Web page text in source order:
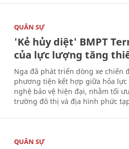
QUÂN SỰ
'Kẻ hủy diệt' BMPT
của lực lượng tăng
Nga đã phát triển dòng xe chiến
phương tiện kết hợp giữa hỏa
nghệ bảo vệ hiện đại, nhằm tối
trường đô thị và địa hình phức
QUÂN SỰ